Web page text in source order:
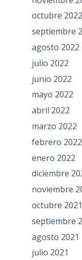
octubre 2022
septiembre
agosto 2022
julio 2022
junio 2022
mayo 2022
abril 2022
marzo 2022
febrero 2022
enero 2022
diciembre
noviembre
octubre 2021
septiembre
agosto 2021
julio 2021